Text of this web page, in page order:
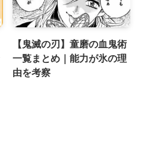
【鬼滅の刃】童磨の血鬼術
一覧まとめ｜能力が氷の理
由を考察